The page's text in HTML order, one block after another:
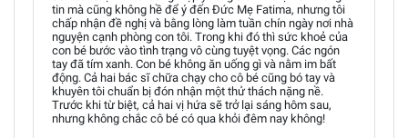
tin mà cũng không hề để ý đến Đức Mẹ Fatima, nhưng tôi
chấp nhận đề nghị và bằng lòng làm tuần chín ngày nơi nhà
nguyện cạnh phòng con tôi. Trong khi đó thì sức khoẻ của
con bé bước vào tình trạng vô cùng tuyệt vọng. Các ngón
tay đã tím xanh. Con bé không ăn uống gì và nằm im bất
động. Cả hai bác sĩ chữa chạy cho cô bé cũng bó tay và
khuyên tôi chuẩn bị đón nhận một thử thách nặng nề.
Trước khi từ biệt, cả hai vị hứa sẽ trở lại sáng hôm sau,
nhưng không chắc cô bé có qua khỏi đêm nay không!